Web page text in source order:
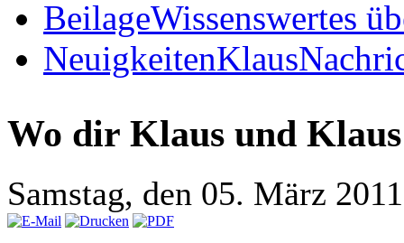
BeilageWissenswertes
Neuigkeiten
Wo dir Klaus und
Samstag, den 05. März